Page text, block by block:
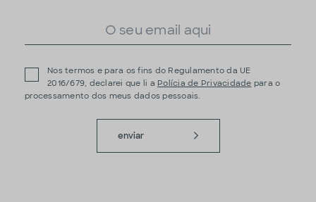
Nos termos e para os fins do Regulamento da UE
2016/679, declarei que li a Polícia de Privacidade para o
processamento dos meus dados pessoais.
enviar